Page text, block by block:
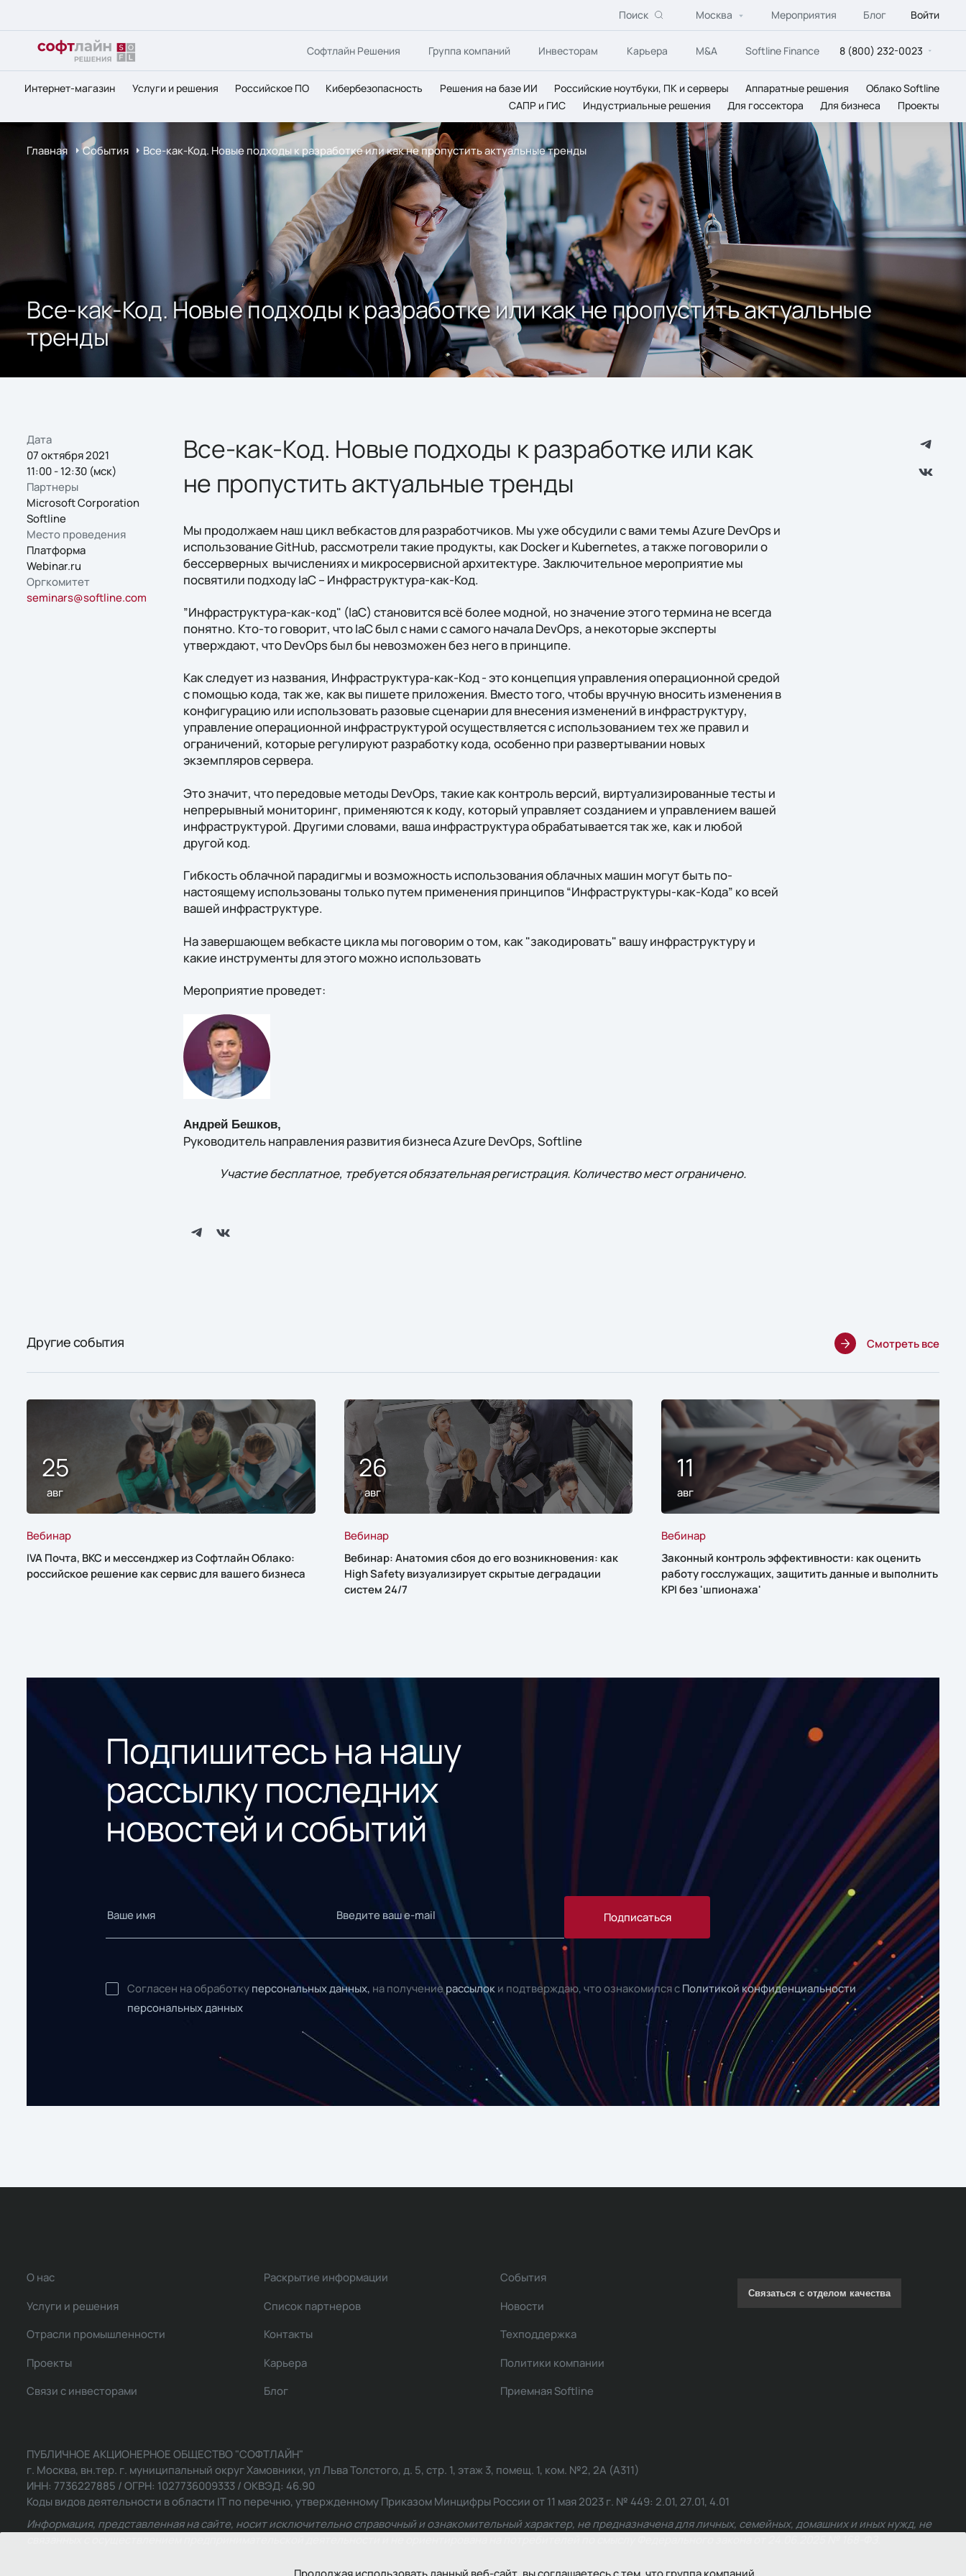
Поиск Москва Мероприятия Блог Войти
Софтлайн Решения Группа компаний Инвесторам Карьера M&A Softline Finance 8 (800) 232-0023
Интернет-магазин Услуги и решения Российское ПО Кибербезопасность Решения на базе ИИ Российские ноутбуки, ПК и серверы Аппаратные решения
Облако Softline
САПР и ГИС
Индустриальные решения Для госсектора Для бизнеса Проекты
Главная События Все-как-Код. Новые подходы к разработке или как не пропустить актуальные тренды
Все-как-Код. Новые подходы к разработке или как не пропустить актуальные
тренды
Дата
07 октября 2021
11:00 - 12:30 (мск)
Партнеры
Microsoft Corporation
Softline
Место проведения
Платформа
Webinar.ru
Оргкомитет
seminars@softline.com
Все-как-Код. Новые подходы к разработке или как
не пропустить актуальные тренды
Мы продолжаем наш цикл вебкастов для разработчиков. Мы уже обсудили с вами темы Azure DevOps и
использование GitHub, рассмотрели такие продукты, как Doсker и Kubernetes, а также поговорили о
бессерверных вычислениях и микросервисной архитектуре. Заключительное мероприятие мы
посвятили подходу IaC – Инфраструктура-как-Код.
”Инфраструктура-как-код" (IaC) становится всё более модной, но значение этого термина не всегда
понятно. Кто-то говорит, что IaC был с нами с самого начала DevOps, а некоторые эксперты
утверждают, что DevOps был бы невозможен без него в принципе.
Как следует из названия, Инфраструктура-как-Код - это концепция управления операционной средой
с помощью кода, так же, как вы пишете приложения. Вместо того, чтобы вручную вносить изменения в
конфигурацию или использовать разовые сценарии для внесения изменений в инфраструктуру,
управление операционной инфраструктурой осуществляется с использованием тех же правил и
ограничений, которые регулируют разработку кода, особенно при развертывании новых
экземпляров сервера.
Это значит, что передовые методы DevOps, такие как контроль версий, виртуализированные тесты и
непрерывный мониторинг, применяются к коду, который управляет созданием и управлением вашей
инфраструктурой. Другими словами, ваша инфраструктура обрабатывается так же, как и любой
другой код.
Гибкость облачной парадигмы и возможность использования облачных машин могут быть по-
настоящему использованы только путем применения принципов “Инфраструктуры-как-Кода” ко всей
вашей инфраструктуре.
На завершающем вебкасте цикла мы поговорим о том, как "закодировать" вашу инфраструктуру и
какие инструменты для этого можно использовать
Мероприятие проведет:
Андрей Бешков,
Руководитель направления развития бизнеса Azure DevOps, Softline
Участие бесплатное, требуется обязательная регистрация. Количество мест ограничено.
Другие события Смотреть все
25
авг
Вебинар
IVA Почта, ВКС и мессенджер из Софтлайн Облако:
российское решение как сервис для вашего бизнеса
26
авг
Вебинар
Вебинар: Анатомия сбоя до его возникновения: как
High Safety визуализирует скрытые деградации
систем 24/7
11
авг
Вебинар
Законный контроль эффективности: как оценить
работу госслужащих, защитить данные и выполнить
KPI без 'шпионажа'
Подпишитесь на нашу
рассылку последних
новостей и событий
Подписаться
Согласен на обработку персональных данных, на получениерассылок и подтверждаю, что ознакомился с Политикой конфиденциальности
персональных данных
О нас
Услуги и решения
Отрасли промышленности
Проекты
Связи с инвесторами
Раскрытие информации
Список партнеров
Контакты
Карьера
Блог
События
Новости
Техподдержка
Политики компании
Приемная Softline
Связаться с отделом качества
ПУБЛИЧНОЕ АКЦИОНЕРНОЕ ОБЩЕСТВО "СОФТЛАЙН"
г. Москва, вн.тер. г. муниципальный округ Хамовники, ул Льва Толстого, д. 5, стр. 1, этаж 3, помещ. 1, ком. №2, 2А (А311)
ИНН: 7736227885 / ОГРН: 1027736009333 / ОКВЭД: 46.90
Коды видов деятельности в области IT по перечню, утвержденному Приказом Минцифры России от 11 мая 2023 г. № 449: 2.01, 27.01, 4.01
Информация, представленная на сайте, носит исключительно справочный и ознакомительный характер, не предназначена для личных, семейных, домашних и иных нужд, не